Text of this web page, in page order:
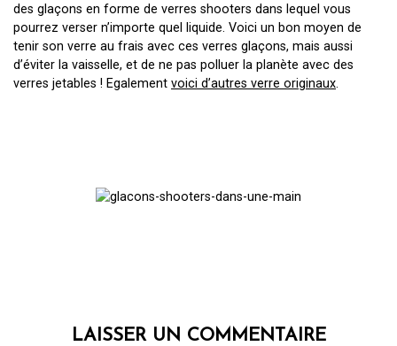
des glaçons en forme de verres shooters dans lequel vous
pourrez verser n’importe quel liquide. Voici un bon moyen de
tenir son verre au frais avec ces verres glaçons, mais aussi
d’éviter la vaisselle, et de ne pas polluer la planète avec des
verres jetables ! Egalement voici d’autres verre originaux.
LAISSER UN COMMENTAIRE